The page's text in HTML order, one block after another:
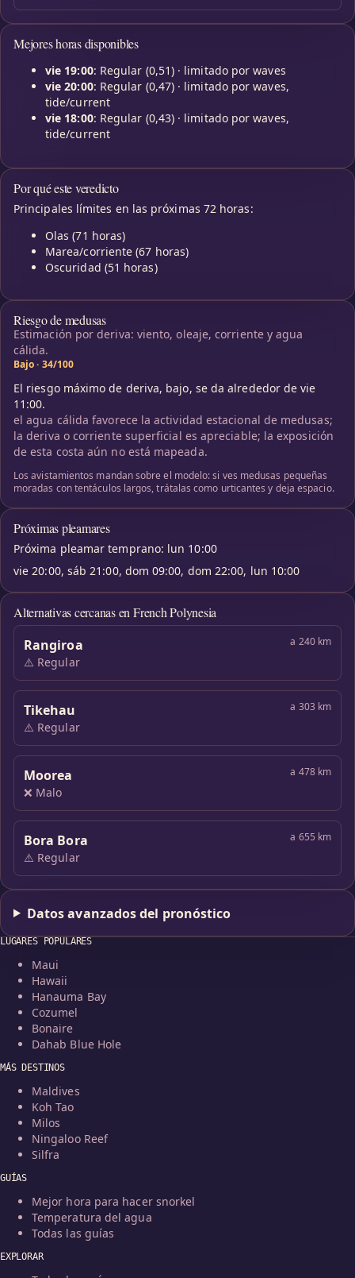
Mejores horas disponibles
vie 19:00: Regular (0,51) · limitado por waves
vie 20:00: Regular (0,47) · limitado por waves,
tide/current
vie 18:00: Regular (0,43) · limitado por waves,
tide/current
Por qué este veredicto
Principales límites en las próximas 72 horas:
Olas (71 horas)
Marea/corriente (67 horas)
Oscuridad (51 horas)
Riesgo de medusas
Estimación por deriva: viento, oleaje, corriente y agua
cálida.
Bajo · 34/100
El riesgo máximo de deriva, bajo, se da alrededor de vie
11:00.
el agua cálida favorece la actividad estacional de medusas;
la deriva o corriente superficial es apreciable; la exposición
de esta costa aún no está mapeada.
Los avistamientos mandan sobre el modelo: si ves medusas pequeñas
moradas con tentáculos largos, trátalas como urticantes y deja espacio.
Próximas pleamares
Próxima pleamar temprano: lun 10:00
vie 20:00, sáb 21:00, dom 09:00, dom 22:00, lun 10:00
Alternativas cercanas en French Polynesia
Rangiroa a 240 km
⚠️ Regular
Tikehau a 303 km
⚠️ Regular
Moorea a 478 km
❌ Malo
Bora Bora a 655 km
⚠️ Regular
Datos avanzados del pronóstico
LUGARES POPULARES
Maui
Hawaii
Hanauma Bay
Cozumel
Bonaire
Dahab Blue Hole
MÁS DESTINOS
Maldives
Koh Tao
Milos
Ningaloo Reef
Silfra
GUÍAS
Mejor hora para hacer snorkel
Temperatura del agua
Todas las guías
EXPLORAR